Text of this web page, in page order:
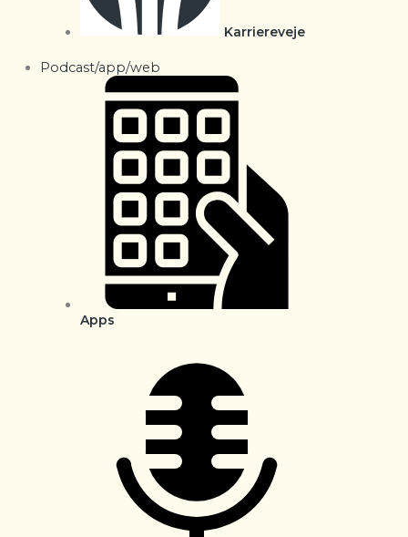
Karriereveje
Podcast/app/web
Apps